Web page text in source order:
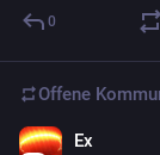
0
Offene
Ex